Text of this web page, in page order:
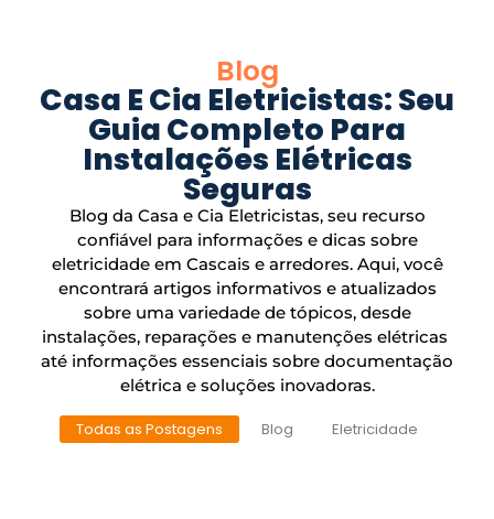
Blog
Casa E Cia Eletricistas: Seu
Guia Completo Para
Instalações Elétricas
Seguras
Blog da Casa e Cia Eletricistas, seu recurso
confiável para informações e dicas sobre
eletricidade em Cascais e arredores. Aqui, você
encontrará artigos informativos e atualizados
sobre uma variedade de tópicos, desde
instalações, reparações e manutenções elétricas
até informações essenciais sobre documentação
elétrica e soluções inovadoras.
Todas as Postagens Blog Eletricidade